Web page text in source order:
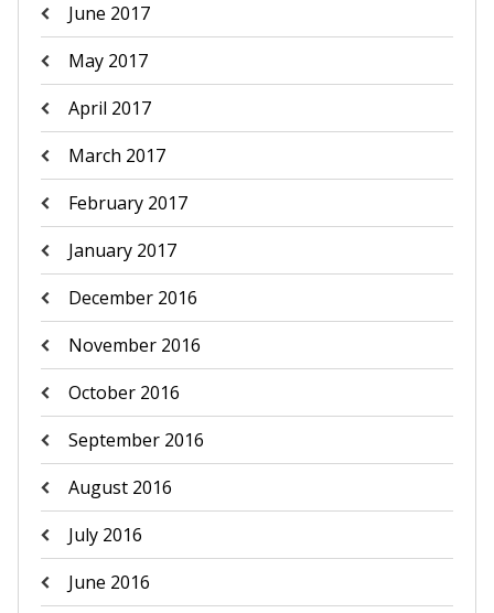
June 2017
May 2017
April 2017
March 2017
February 2017
January 2017
December 2016
November 2016
October 2016
September 2016
August 2016
July 2016
June 2016